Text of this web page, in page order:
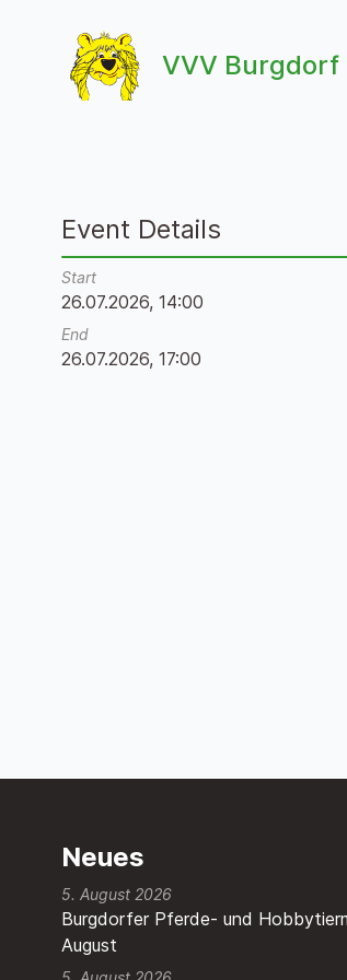
VVV Burgdorf
VVV Burgdorf
Event Details
Start
26.07.2026, 14:00
End
26.07.2026, 17:00
Neues
Burgdorfer Pferde- und
August
5. August 2026